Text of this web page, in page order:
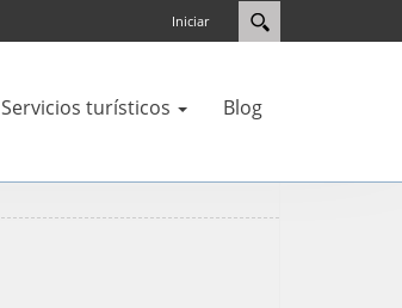
Iniciar
Servicios turísticos Blog